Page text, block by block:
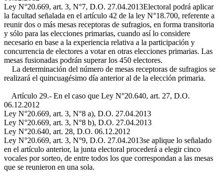
Ley N°20.669, art. 3, N°7, D.O. 27.04.2013Electoral podrá aplicar
la facultad señalada en el artículo 42 de la ley N°18.700, referente a
reunir dos o más mesas receptoras de sufragios, en forma transitoria
y sólo para las elecciones primarias, cuando así lo considere
necesario en base a la experiencia relativa a la participación y
concurrencia de electores a votar en otras elecciones primarias. Las
mesas fusionadas podrán superar los 450 electores.
La determinación del número de mesas receptoras de sufragios se
realizará el quincuagésimo día anterior al de la elección primaria.
Artículo 29.- En el caso que Ley N°20.640, art. 27, D.O.
06.12.2012
Ley N°20.669, art. 3, N°8 a), D.O. 27.04.2013
Ley N°20.669, art. 3, N°8 b), D.O. 27.04.2013
Ley N°20.640, art. 28, D.O. 06.12.2012
Ley N°20.669, art. 3, N°9, D.O. 27.04.2013se aplique lo señalado
en el artículo anterior, la junta electoral procederá a elegir cinco
vocales por sorteo, de entre todos los que correspondan a las mesas
que se reunieron en una sola.